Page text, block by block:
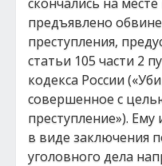
предъявлено
преступления,
статьи 105 части 2
кодекса России
совершенное с
преступление»).
в виде заключения
уголовного дела